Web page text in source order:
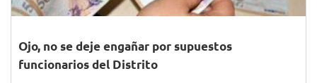
Ojo, no se deje engañar por supuestos
funcionarios del Distrito